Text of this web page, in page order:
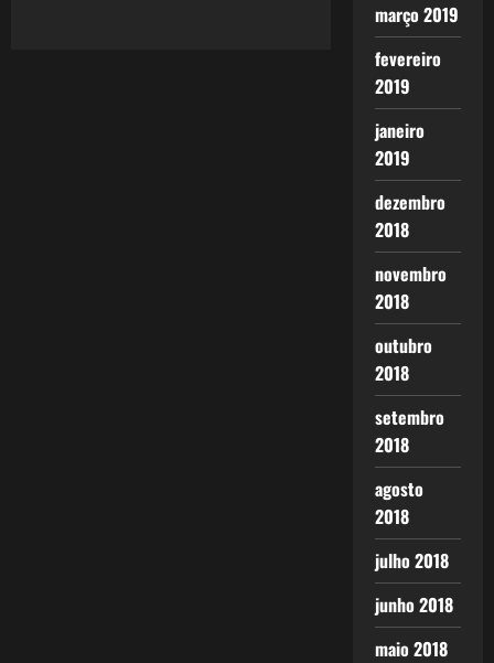
março 2019
fevereiro
2019
janeiro
2019
dezembro
2018
novembro
2018
outubro
2018
setembro
2018
agosto
2018
julho 2018
junho 2018
maio 2018